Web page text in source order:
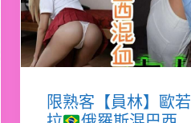
限熟客【員林】歐若